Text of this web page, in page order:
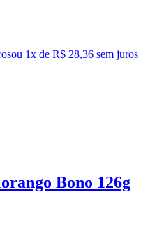
ou 1x de R$ 28,36 sem juros
Bono 126g